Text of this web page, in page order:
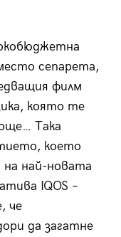
сепарета,
филм
която те
Така
което
на най-новата
IQOS –
че
да загатне